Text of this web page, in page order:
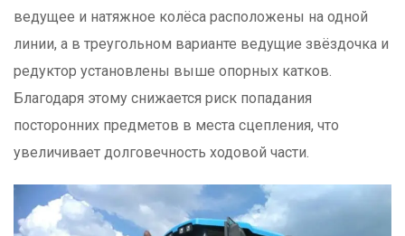
ведущее и натяжное колёса расположены на одной
линии, а в треугольном варианте ведущие звёздочка и
редуктор установлены выше опорных катков.
Благодаря этому снижается риск попадания
посторонних предметов в места сцепления, что
увеличивает долговечность ходовой части.